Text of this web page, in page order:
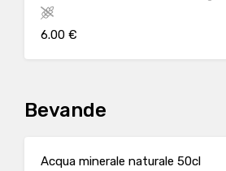
6.00 €
Bevande
Acqua minerale naturale 50cl